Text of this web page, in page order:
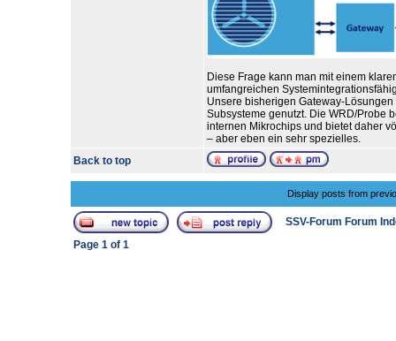
Diese Frage kann man mit einem
umfangreichen
Unsere bisherigen Gateway-
Subsysteme genutzt. Die WRD/Probe
internen Mikrochips und bietet daher
– aber eben ein sehr spezielles.
Back to top
Display posts from
SSV-Forum Forum
Page 1of 1